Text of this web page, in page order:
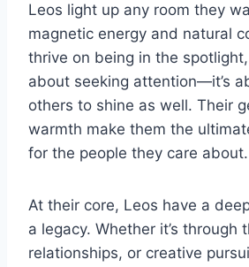
Leos light up any room they
magnetic energy and natural
thrive on being in the
about seeking attention—it’s
others to shine as well. Their
warmth make them the
for the people they care about.
At their core, Leos have a
a legacy. Whether it’s through
relationships, or creative